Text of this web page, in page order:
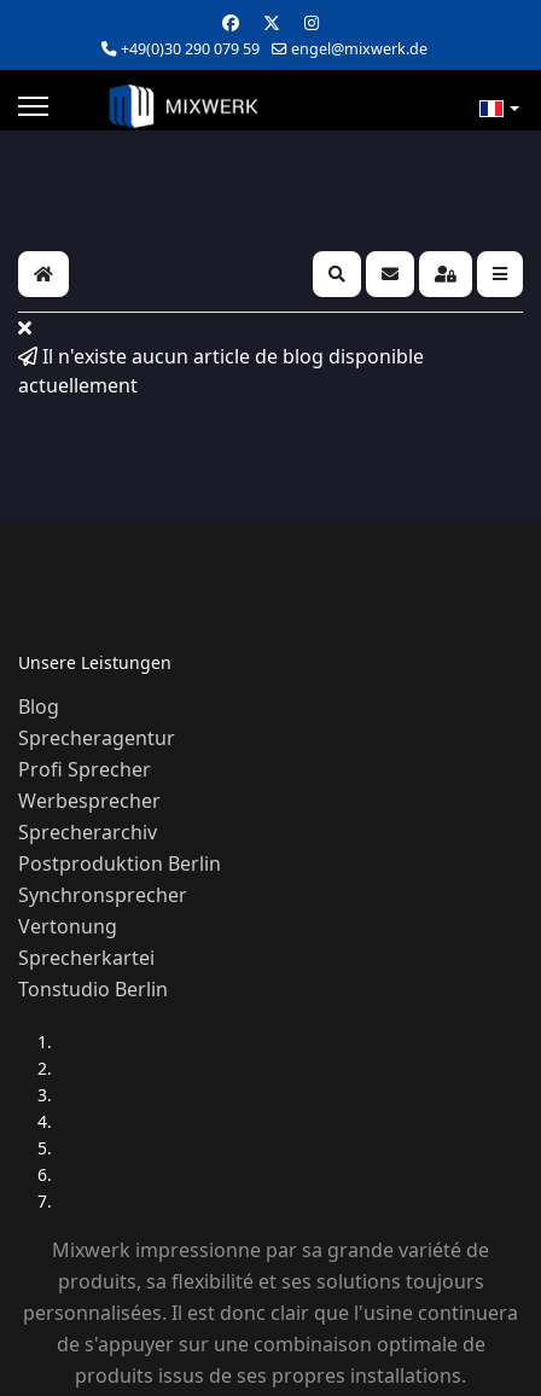
+49(0)30 290 079 59 engel@mixwerk.de
Home SearchS'abonner au blog
Sign In
Il n'existe aucun article de blog disponible
actuellement
Unsere Leistungen
Blog
Sprecheragentur
Profi Sprecher
Werbesprecher
Sprecherarchiv
Postproduktion Berlin
Synchronsprecher
Vertonung
Sprecherkartei
Tonstudio Berlin
Mixwerk impressionne par sa grande variété de
produits, sa flexibilité et ses solutions toujours
personnalisées. Il est donc clair que l'usine continuera
de s'appuyer sur une combinaison optimale de
produits issus de ses propres installations.